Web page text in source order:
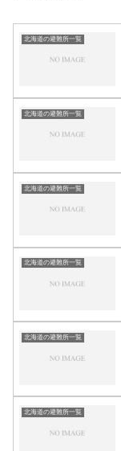
北海道の避難所一覧
北海道の避難所一覧
北海道の避難所一覧
北海道の避難所一覧
北海道の避難所一覧
北海道の避難所一覧